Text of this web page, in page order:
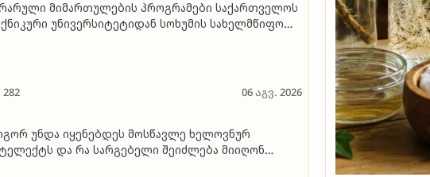
მიმართულების პროგრამები საქართველოს
უნივერსიტეტიდან სოხუმის სახელმწიფო
282 06 აგვ. 2026
უნდა იყენებდეს მოსწავლე ხელოვნურ
და რა სარგებელი შეიძლება მიიღონ